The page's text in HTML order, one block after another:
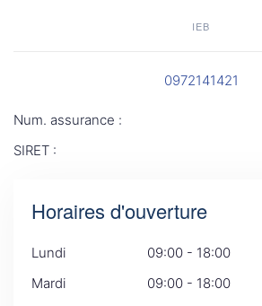
IEB
0972141421
Num. assurance :
SIRET :
Horaires d'ouverture
Lundi
09:00 - 18:00
Mardi
09:00 - 18:00